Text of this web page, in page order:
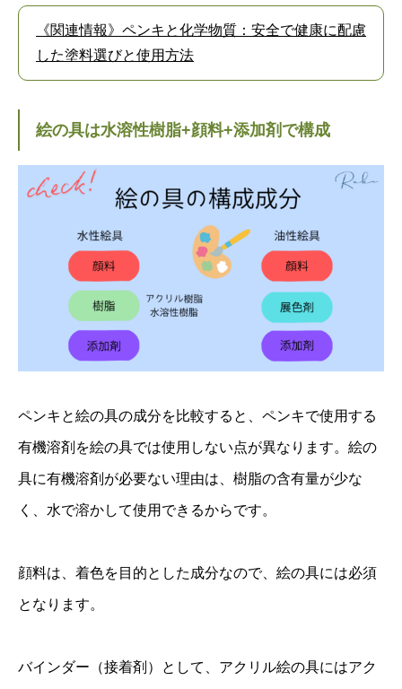
《関連情報》ペンキと化学物質：安全で健康に配慮
した塗料選びと使用方法
絵の具は水溶性樹脂+顔料+添加剤で構成
ペンキと絵の具の成分を比較すると、ペンキで使用する
有機溶剤を絵の具では使用しない点が異なります。絵の
具に有機溶剤が必要ない理由は、樹脂の含有量が少な
く、水で溶かして使用できるからです。
顔料は、着色を目的とした成分なので、絵の具には必須
となります。
バインダー（接着剤）として、アクリル絵の具にはアク